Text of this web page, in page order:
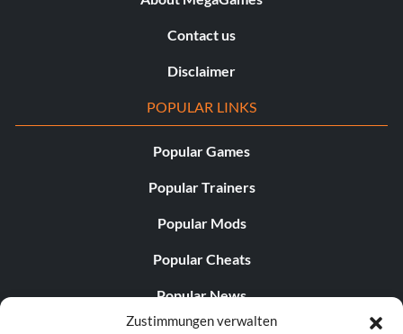
Zustimmungen verwalten
Contact us
Disclaimer
POPULAR LINKS
Popular Games
Popular Trainers
Popular Mods
Popular Cheats
Popular News